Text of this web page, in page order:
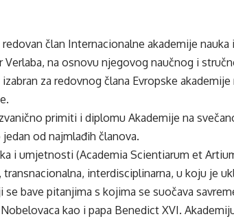
član Internacionalne akademije
na osnovu njegovog naučnog i
za redovnog člana Evropske
primiti i diplomu Akademije na
od najmlađih članova.
i umjetnosti (Academia Scientiarum et
transnacionalna, interdisciplinarna, u koju je
bave pitanjima s kojima se suočava
kao i papa Benedict XVI.